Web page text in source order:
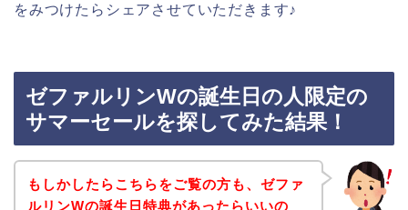
をみつけたらシェアさせていただきます♪
ゼファルリンWの誕生日の人限定の
サマーセールを探してみた結果！
もしかしたらこちらをご覧の方も、ゼファ
ルリンWの誕生日特典があったらいいの